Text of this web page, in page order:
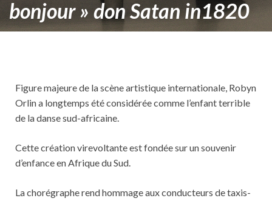
bonjour » don Satan in1820
Figure majeure de la scène artistique internationale, Robyn
Orlin a longtemps été considérée comme l’enfant terrible
de la danse sud-africaine.
Cette création virevoltante est fondée sur un souvenir
d’enfance en Afrique du Sud.
La chorégraphe rend hommage aux conducteurs de taxis-